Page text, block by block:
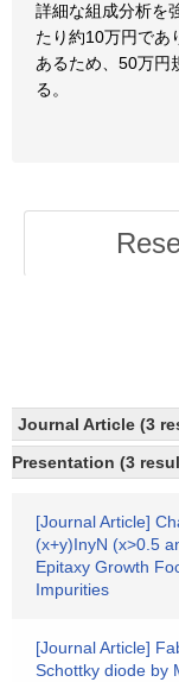
詳細な組成分析を
たり約10万円であ
あるため、50万円
る。
Journal Article (3
Presentation (3
[Journal Article]
(x+y)InyN (x>0.5
Epitaxy Growth
Impurities
[Journal Article]
Schottky diode by